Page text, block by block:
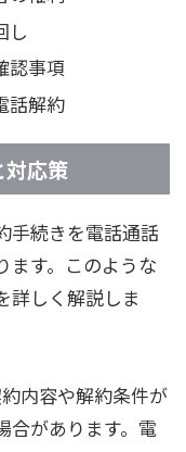
し
認事項
話解約
対応策
手続きを電話通話
ます。このような
詳しく解説しま
内容や解約条件が
合があります。電